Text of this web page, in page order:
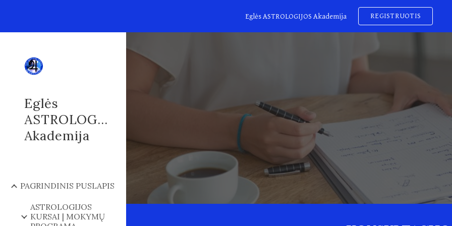
Skip to main content Skip to
Eglės ASTROLOGIJOS Akademija REGISTRUOTIS
Eglės
ASTROLOGIJOS
Akademija
PAGRINDINIS PUSLAPIS
ASTROLOGIJOS
KURSAI | MOKYMŲ